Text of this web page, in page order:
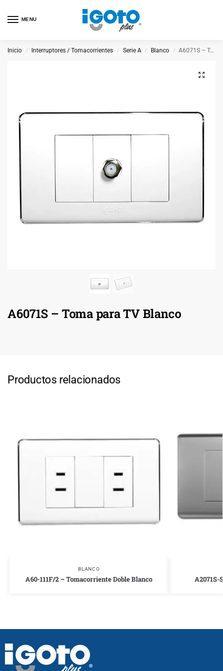
MENU
Inicio / Interruptores / Tomacorrientes / Serie A / Blanco / A6071S – Toma para TV Blanco
A6071S – Toma para TV Blanco
Productos relacionados
BLANCO
A60-111F/2 – Tomacorriente Doble Blanco A2071S-